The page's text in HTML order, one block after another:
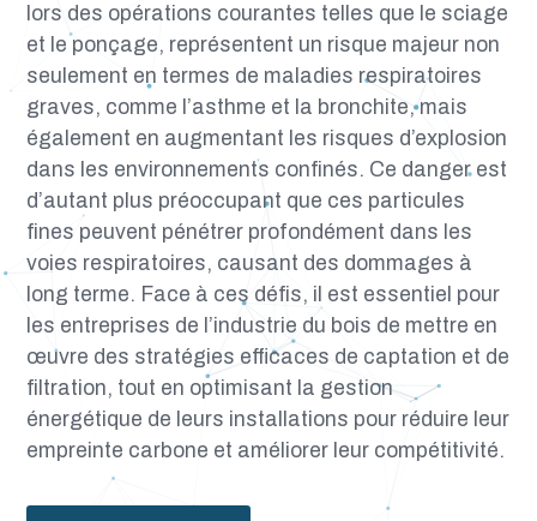
lors des opérations courantes telles que le sciage
et le ponçage, représentent un risque majeur non
seulement en termes de maladies respiratoires
graves, comme l’asthme et la bronchite, mais
également en augmentant les risques d’explosion
dans les environnements confinés. Ce danger est
d’autant plus préoccupant que ces particules
fines peuvent pénétrer profondément dans les
voies respiratoires, causant des dommages à
long terme. Face à ces défis, il est essentiel pour
les entreprises de l’industrie du bois de mettre en
œuvre des stratégies efficaces de captation et de
filtration, tout en optimisant la gestion
énergétique de leurs installations pour réduire leur
empreinte carbone et améliorer leur compétitivité.